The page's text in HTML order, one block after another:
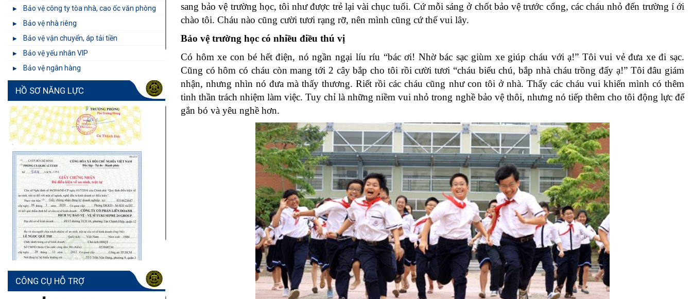
sang bảo vệ trường học, tôi như được trẻ lại vài chục tuổi. Cứ mỗi sáng ở chốt bảo vệ trước cổng, các cháu nhỏ đến trường í ới
chào tôi. Cháu nào cũng cười tươi rạng rỡ, nên mình cũng cứ thế vui lây.
Bảo vệ trường học có nhiều điều thú vị
Có hôm xe con bé hết điện, nó ngần ngại líu ríu “bác ơi! Nhờ bác sạc giùm xe giúp cháu với ạ!” Tôi vui vẻ đưa xe đi sạc.
Cũng có hôm có cháu còn mang tới 2 cây bắp cho tôi rồi cười tươi “cháu biếu chú, bắp nhà cháu trồng đấy ạ!” Tôi đâu giám
nhận, nhưng nhìn nó đưa mà thấy thương. Riết rồi các cháu cũng như con tôi ở nhà. Thấy các cháu vui khiến mình có thêm
tinh thần trách nhiệm làm việc. Tuy chỉ là những niềm vui nhỏ trong nghề bảo vệ thôi, nhưng nó tiếp thêm cho tôi động lực để
gắn bó và yêu nghề hơn.
Bảo vệ công ty tòa nhà, cao ốc văn phòng
Bảo vệ nhà riêng
Bảo vệ vận chuyển, áp tải tiền
Bảo vệ yếu nhân VIP
Bảo vệ ngân hàng
HỒ SƠ NĂNG LỰC
CÔNG CỤ HỖ TRỢ